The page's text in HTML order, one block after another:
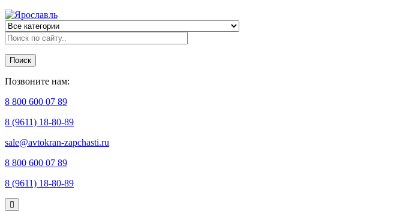
Поиск
Позвоните нам:
8 800 600 07 89
8 (9611) 18-80-89
sale@avtokran-zapchasti.ru
8 800 600 07 89
8 (9611) 18-80-89